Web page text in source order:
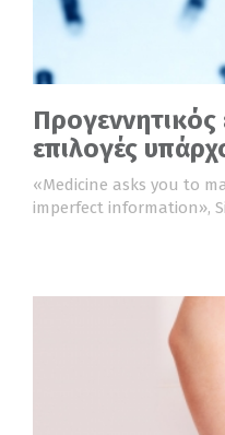
Προγεννητικός
επιλογές
«Μedicine asks you to
imperfect information»,